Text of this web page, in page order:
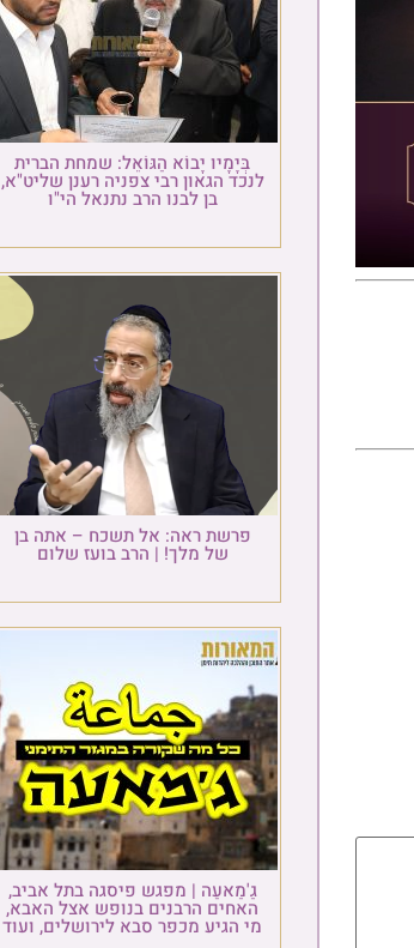
בְּיָמָיו יָבוֹא הַגּוֹאֵל: שמחת הברית
לנכד הגאון רבי צפניה רענן שליט"א,
בן לבנו הרב נתנאל הי"ו
פרשת ראה: אל תשכח – אתה בן
של מלך! | הרב בועז שלום
גַ'מַאעַה | מפגש פיסגה בתל אביב,
האחים הרבנים בנופש אצל האבא,
מי הגיע מכפר סבא לירושלים, ועוד